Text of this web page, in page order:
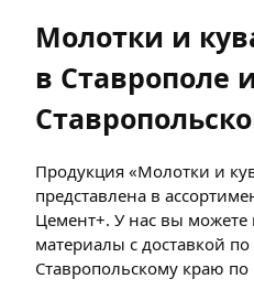
Молотки и
в Ставрополе и
Продукция «Молотки и
представлена в
Цемент+. У нас вы можете
материалы с доставкой
Ставропольскому краю